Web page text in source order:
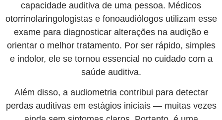
capacidade auditiva de uma pessoa. Médicos
otorrinolaringologistas e fonoaudiólogos utilizam esse
exame para diagnosticar alterações na audição e
orientar o melhor tratamento. Por ser rápido, simples
e indolor, ele se tornou essencial no cuidado com a
saúde auditiva.
Além disso, a audiometria contribui para detectar
perdas auditivas em estágios iniciais — muitas vezes